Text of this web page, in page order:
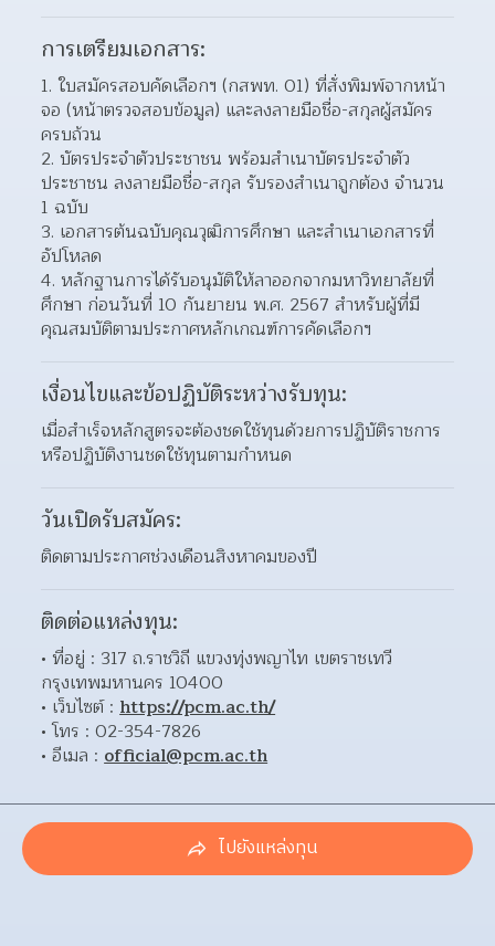
การเตรียมเอกสาร:
ใบสมัครสอบคัดเลือกฯ (กสพท. 01) ที่สั่งพิมพ์จากหน้า
จอ (หน้าตรวจสอบข้อมูล) และลงลายมือชื่อ-สกุลผู้สมัคร
ครบถ้วน
บัตรประจำตัวประชาชน พร้อมสำเนาบัตรประจำตัว
ประชาชน ลงลายมือชื่อ-สกุล รับรองสำเนาถูกต้อง จำนวน
1 ฉบับ
เอกสารต้นฉบับคุณวุฒิการศึกษา และสำเนาเอกสารที่
อัปโหลด
หลักฐานการได้รับอนุมัติให้ลาออกจากมหาวิทยาลัยที่
ศึกษา ก่อนวันที่ 10 กันยายน พ.ศ. 2567 สำหรับผู้ที่มี
คุณสมบัติตามประกาศหลักเกณฑ์การคัดเลือกฯ
เงื่อนไขและข้อปฏิบัติระหว่างรับทุน:
เมื่อสำเร็จหลักสูตรจะต้องชดใช้ทุนด้วยการปฏิบัติราชการ
หรือปฏิบัติงานชดใช้ทุนตามกำหนด
วันเปิดรับสมัคร:
ติดตามประกาศช่วงเดือนสิงหาคมของปี
ติดต่อแหล่งทุน:
ที่อยู่ : 317 ถ.ราชวิถี แขวงทุ่งพญาไท เขตราชเทวี
กรุงเทพมหานคร 10400
เว็บไซต์ : https://pcm.ac.th/
โทร : 02-354-7826
อีเมล : official@pcm.ac.th
ไปยังแหล่งทุน